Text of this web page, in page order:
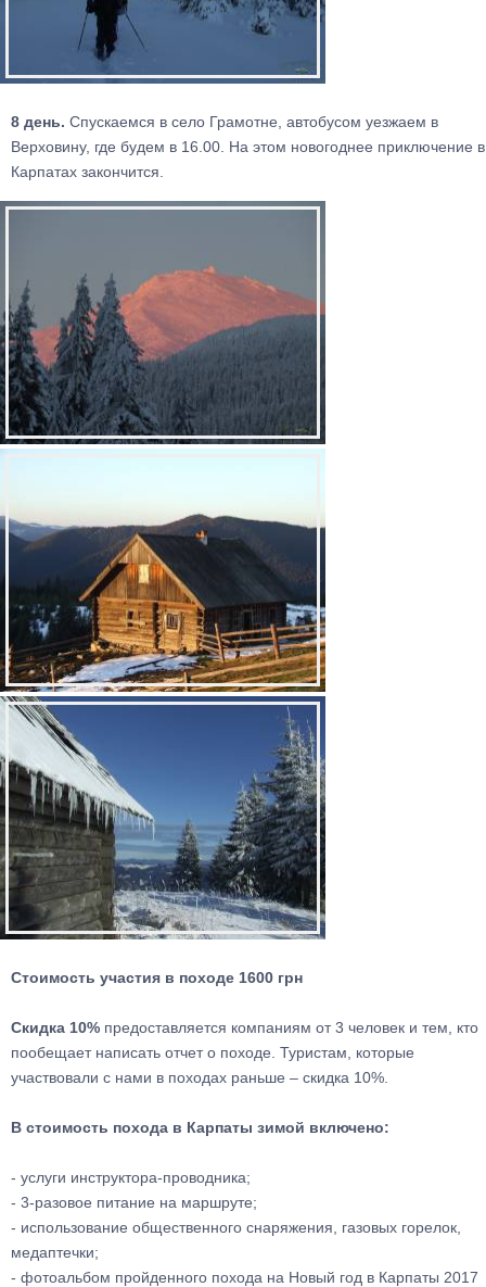
8 день. Спускаемся в село Грамотне, автобусом уезжаем в
Верховину, где будем в 16.00. На этом новогоднее приключение в
Карпатах закончится.
Стоимость участия в походе 1600 грн
Скидка 10% предоставляется компаниям от 3 человек и тем, кто
пообещает написать отчет о походе. Туристам, которые
участвовали с нами в походах раньше – скидка 10%.
В стоимость похода в Карпаты зимой включено:
- услуги инструктора-проводника;
- 3-разовое питание на маршруте;
- использование общественного снаряжения, газовых горелок,
медаптечки;
- фотоальбом пройденного похода на Новый год в Карпаты 2017